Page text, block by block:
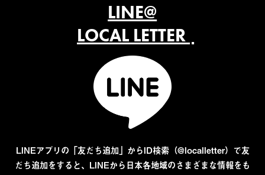
LINE@
LOCAL LETTER
LINEアプリの「友だち追加」からID検索（@localletter）で友
だち追加をすると、LINEから日本各地域のさまざまな情報をも